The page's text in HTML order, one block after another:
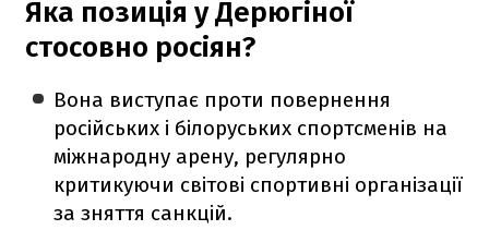
Яка позиція у Дерюгіної
стосовно росіян?
Вона виступає проти повернення
російських і білоруських спортсменів на
міжнародну арену, регулярно
критикуючи світові спортивні організації
за зняття санкцій.